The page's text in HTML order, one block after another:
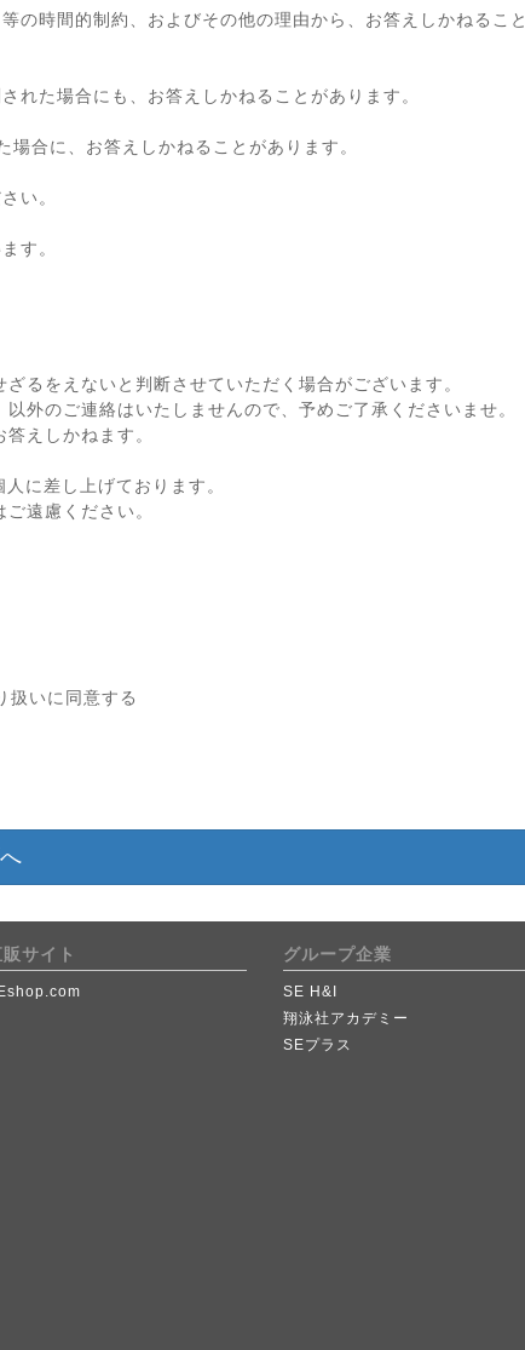
の時間的制約、およびその他の理由から、お答えしかねること
れた場合にも、お答えしかねることがあります。
合に、お答えしかねることがあります。
い。
す。
るをえないと判断させていただく場合がございます。
外のご連絡はいたしませんので、予めご了承くださいませ。
えしかねます。
に差し上げております。
遠慮ください。
扱いに同意する
販サイト グループ企業
SE H&I
翔泳社アカデミー
SEプラス